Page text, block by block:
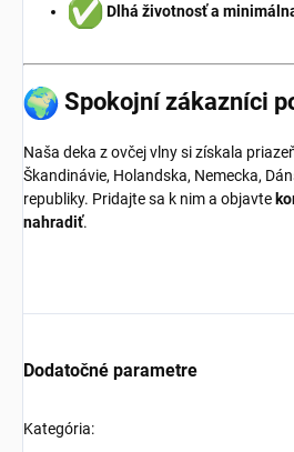
Dlhá životnosť a
Spokojní zákazníci
Naša deka z ovčej vlny si získala
Škandinávie, Holandska, Nemecka,
republiky. Pridajte sa k nim a objavte
nahradiť.
Dodatočné parametre
Kategória: